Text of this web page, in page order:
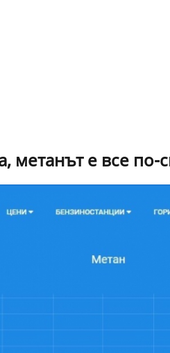
метанът е все по-